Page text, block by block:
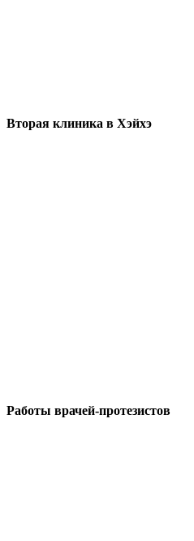
Вторая клиника в Хэйхэ
Работы врачей-протезистов